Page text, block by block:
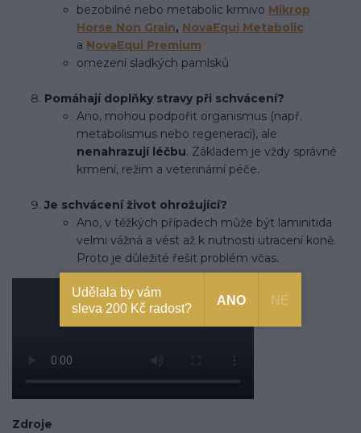
bezobilné nebo metabolic krmivo Mikrop
Horse Non Grain, NovaEqui Metabolic
a NovaEqui Premium
omezení sladkých pamlsků
Pomáhají doplňky stravy při schvácení?
Ano, mohou podpořit organismus (např.
metabolismus nebo regeneraci), ale
nenahrazují léčbu. Základem je vždy správné
krmení, režim a veterinární péče.
Je schvácení život ohrožující?
Ano, v těžkých případech může být laminitida
velmi vážná a vést až k nutnosti utracení koně.
Proto je důležité řešit problém včas.
Zdroje
Udělala by vám
sleva 200 Kč radost?
ANO NE